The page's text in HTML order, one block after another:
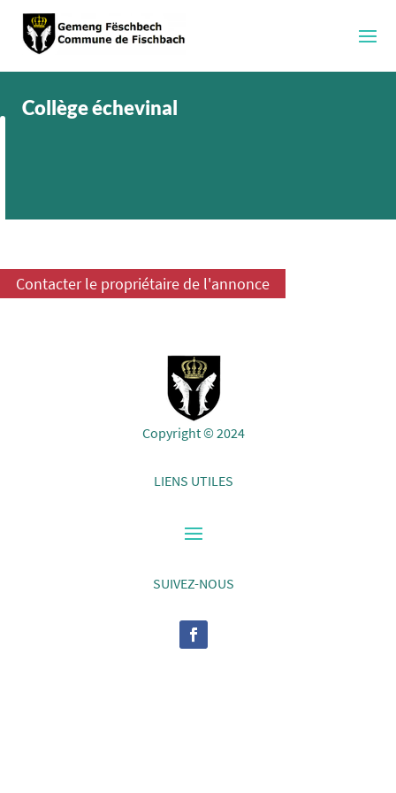
Collège échevinal
Contacter le propriétaire de l'annonce
Copyright © 2024
LIENS UTILES
SUIVEZ-NOUS